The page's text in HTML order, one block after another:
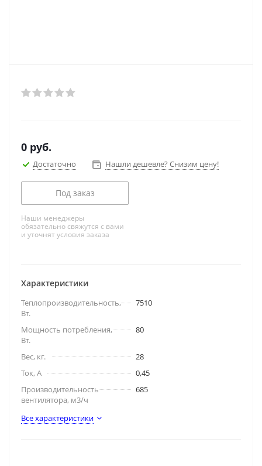
0 руб.
Достаточно Нашли дешевле? Снизим цену!
Под заказ
Наши менеджеры
обязательно свяжутся с вами
и уточнят условия заказа
Характеристики
Теплопроизводительность,
Вт.
7510
Мощность потребления,
Вт.
80
Вес, кг.
28
Ток, А
0,45
Производительность
вентилятора, м3/ч
685
Все характеристики